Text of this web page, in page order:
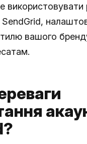
вашого